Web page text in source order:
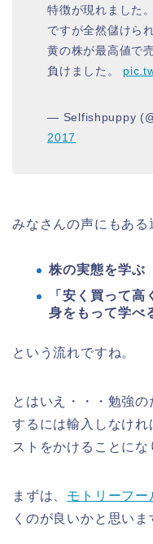
特徴が現れました
ですが全然儲けら
黄の株が最高値で
負けました。
— Selfishpuppy
2017
みなさんの声にもあ
株の実態を学ぶ
「安く買って
身をもって学べ
という流れですね。
とはいえ・・・勉強
するには輸入しなけ
ストをかけることにな
まずは、 モトリーフ
くのが良いかと思いま